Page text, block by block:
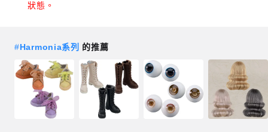
狀態。
#Harmonia系列 的推薦